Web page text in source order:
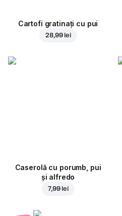
Cartofi gratinați cu pui
28,99 lei
Caserolă cu porumb, pui
și alfredo
7,99 lei